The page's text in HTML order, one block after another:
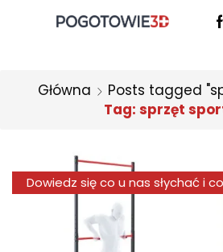
Główna
Posts tagged
Tag: sprzęt
Dowiedz się co u nas słychać i